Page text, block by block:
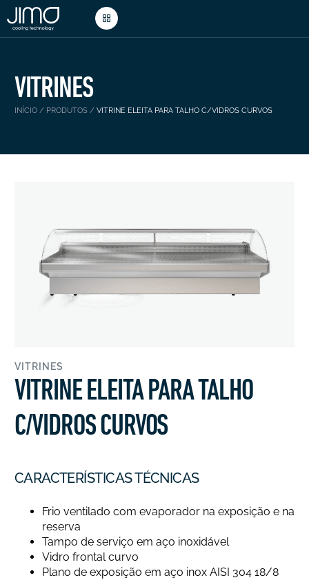
VITRINES
INÍCIO / PRODUTOS / VITRINE ELEITA PARA TALHO C/VIDROS CURVOS
VITRINES
VITRINE ELEITA PARA TALHO
C/VIDROS CURVOS
CARACTERÍSTICAS TÉCNICAS
Frio ventilado com evaporador na exposição e na
reserva
Tampo de serviço em aço inoxidável
Vidro frontal curvo
Plano de exposição em aço inox AISI 304 18/8